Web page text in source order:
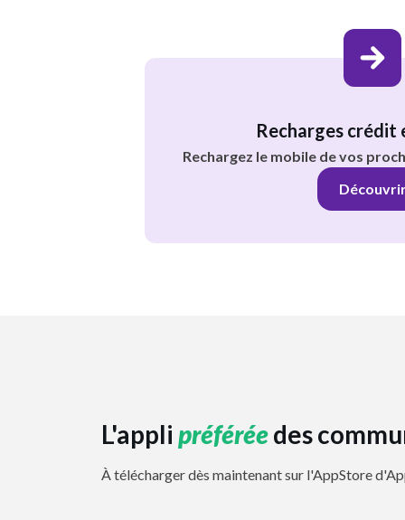
Recharges
Rechargez le mobile de vos
L'appli préféréedes
À télécharger dès maintenant sur l'AppStore